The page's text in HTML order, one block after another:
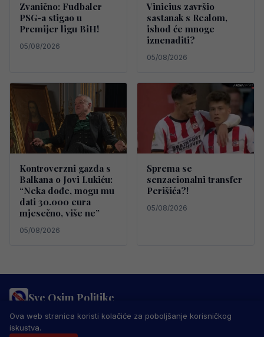
Zvanično: Fudbaler
PSG-a stigao u
Premijer ligu BiH!
05/08/2026
Vinicius završio
sastanak s Realom,
ishod će mnoge
iznenaditi?
05/08/2026
Kontroverzni gazda s
Balkana o Jovi Lukiću:
“Neka dođe, mogu mu
dati 30.000 eura
mjesečno, više ne”
05/08/2026
Sprema se
senzacionalni transfer
Perišića?!
05/08/2026
Sve Osim Politike
PRAVILA PRIVATNOSTIMARKETING USLOVI KORIŠTENJA
IMPRESSUM
© 2026 Sve Osim Politike. Sva prava zadržana.
Ova web stranica koristi kolačiće za poboljšanje korisničkog
iskustva.